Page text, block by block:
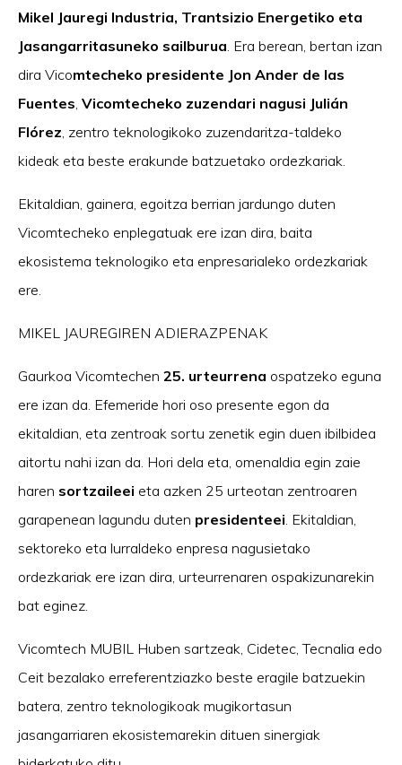
Mikel Jauregi Industria, Trantsizio Energetiko eta
Jasangarritasuneko sailburua. Era berean, bertan izan
dira Vicomtecheko presidente Jon Ander de las
Fuentes, Vicomtecheko zuzendari nagusi Julián
Flórez, zentro teknologikoko zuzendaritza-taldeko
kideak eta beste erakunde batzuetako ordezkariak.
Ekitaldian, gainera, egoitza berrian jardungo duten
Vicomtecheko enplegatuak ere izan dira, baita
ekosistema teknologiko eta enpresarialeko ordezkariak
ere.
MIKEL JAUREGIREN ADIERAZPENAK
Gaurkoa Vicomtechen 25. urteurrena ospatzeko eguna
ere izan da. Efemeride hori oso presente egon da
ekitaldian, eta zentroak sortu zenetik egin duen ibilbidea
aitortu nahi izan da. Hori dela eta, omenaldia egin zaie
haren sortzaileei eta azken 25 urteotan zentroaren
garapenean lagundu duten presidenteei. Ekitaldian,
sektoreko eta lurraldeko enpresa nagusietako
ordezkariak ere izan dira, urteurrenaren ospakizunarekin
bat eginez.
Vicomtech MUBIL Huben sartzeak, Cidetec, Tecnalia edo
Ceit bezalako erreferentziazko beste eragile batzuekin
batera, zentro teknologikoak mugikortasun
jasangarriaren ekosistemarekin dituen sinergiak